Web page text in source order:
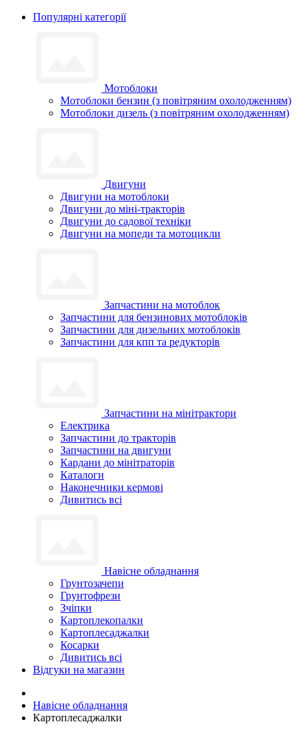
Популярні категорії
Мотоблоки
Мотоблоки бензин (з повітряним охолодженням)
Мотоблоки дизель (з повітряним охолодженням)
Двигуни
Двигуни на мотоблоки
Двигуни до міні-тракторів
Двигуни до садової техніки
Двигуни на мопеди та мотоцикли
Запчастини на мотоблок
Запчастини для бензинових мотоблоків
Запчастини для дизельних мотоблоків
Запчастини для кпп та редукторів
Запчастини на мінітрактори
Електрика
Запчастини до тракторів
Запчастини на двигуни
Кардани до мінітраторів
Каталоги
Наконечники кермові
Дивитись всі
Навісне обладнання
Грунтозачепи
Грунтофрези
Зчіпки
Картоплекопалки
Картоплесаджалки
Косарки
Дивитись всі
Відгуки на магазин
Навісне обладнання
Картоплесаджалки